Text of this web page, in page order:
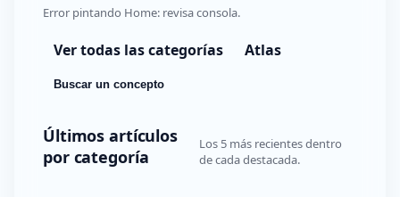
Error pintando Home: revisa consola.
Ver todas las categorías Atlas
Buscar un concepto
Últimos artículos
por categoría
Los 5 más recientes dentro
de cada destacada.